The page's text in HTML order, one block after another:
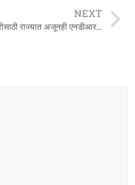
NEXT
खबरदारीसाठी राज्यात अजूनही एनडीआरएफ व एसडीआरएफच्या 14 तुकड्या तैनात